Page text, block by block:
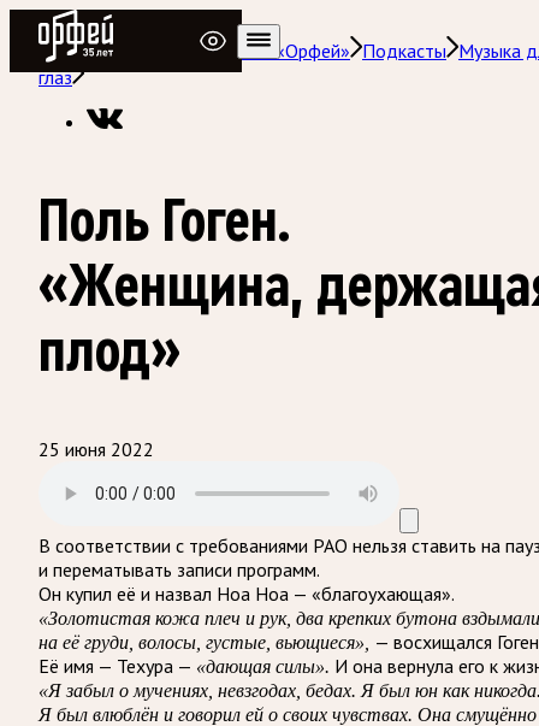
Радио Орфей
Радио классической музыки «Орфей» Подкасты Музыка
глаз
Поль Гоген.
«Женщина,
плод»
25 июня 2022
В соответствии с требованиями РАО нельзя ставить на
и перематывать записи программ.
Он купил её и назвал Ноа Ноа — «благоухающая».
«Золотистая кожа плеч и рук, два крепких бутона
на её груди, волосы, густые, вьющиеся»,
— восхищался
Её имя — Техура — «дающая силы». И она вернула его к
«Я забыл о мучениях, невзгодах, бедах. Я был юн как
Я был влюблён и говорил ей о своих чувствах. Она смущённо